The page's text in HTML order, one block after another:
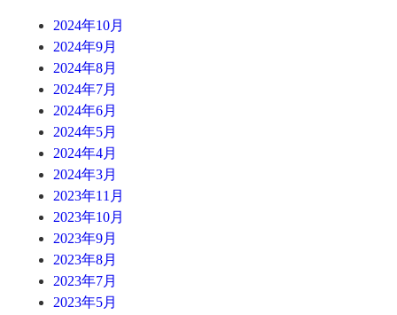
2024年10月
2024年9月
2024年8月
2024年7月
2024年6月
2024年5月
2024年4月
2024年3月
2023年11月
2023年10月
2023年9月
2023年8月
2023年7月
2023年5月